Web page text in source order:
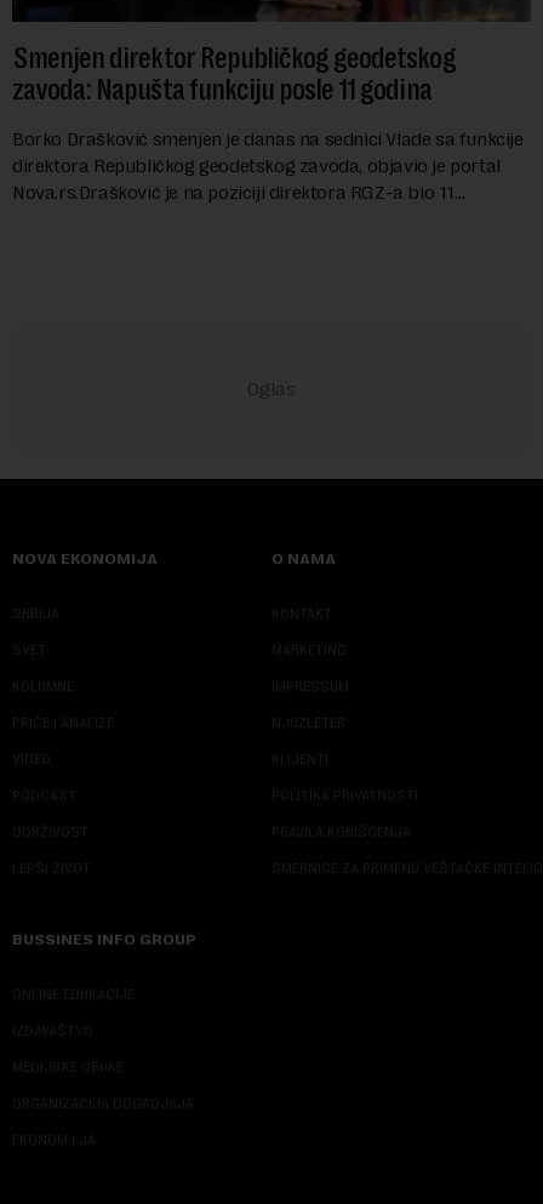
Smenjen direktor Republičkog geodetskog
zavoda: Napušta funkciju posle 11 godina
Borko Drašković smenjen je danas na sednici Vlade sa funkcije
direktora Republičkog geodetskog zavoda, objavio je portal
Nova.rs.Drašković je na poziciji direktora RGZ-a bio 11
NOVA EKONOMIJA
SRBIJA
SVET
KOLUMNE
PRIČE I ANALIZE
VIDEO
PODCAST
ODRŽIVOST
LEPŠI ŽIVOT
O NAMA
KONTAKT
MARKETING
IMPRESSUM
NJUZLETER
KLIJENTI
POLITIKA PRIVATNOSTI
PRAVILA KORIŠĆENJA
SMERNICE ZA PRIMENU VEŠTAČKE
BUSSINES INFO GROUP
ONLINE EDUKACIJE
IZDAVAŠTVO
MEDIJSKE OBUKE
ORGANIZACIJA DOGADJAJA
EKONOM I JA